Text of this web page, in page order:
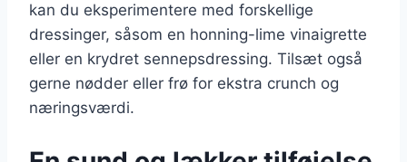
kan du eksperimentere med forskellige
dressinger, såsom en honning-lime vinaigrette
eller en krydret sennepsdressing. Tilsæt også
gerne nødder eller frø for ekstra crunch og
næringsværdi.